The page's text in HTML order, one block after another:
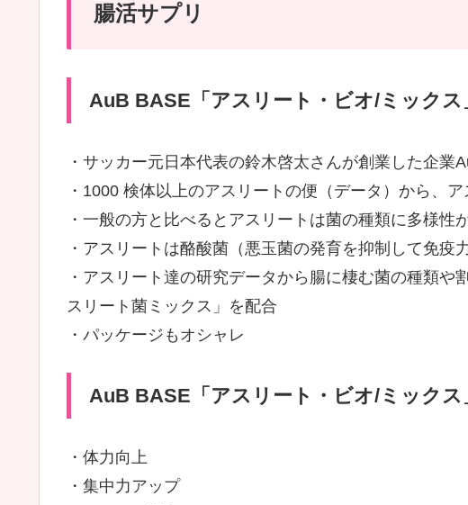
腸活サプリ
AuB BASE「アスリート・ビオ/ミックス
・サッカー元日本代表の鈴木啓太さんが創業した企業
・1000 検体以上のアスリートの便（データ）から、
・一般の方と比べるとアスリートは菌の種類に多様性
・アスリートは酪酸菌（悪玉菌の発育を抑制して免疫
・アスリート達の研究データから腸に棲む菌の種類
スリート菌ミックス」を配合
・パッケージもオシャレ
AuB BASE「アスリート・ビオ/ミックス
・体力向上
・集中力アップ